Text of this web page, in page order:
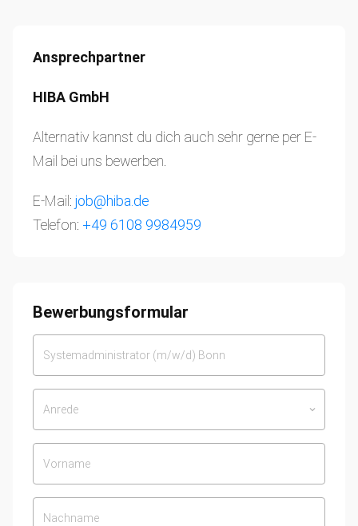
Ansprechpartner
HIBA GmbH
Alternativ kannst du dich auch sehr gerne per E-
Mail bei uns bewerben.
E-Mail: job@hiba.de
Telefon: +49 6108 9984959
Bewerbungsformular
Anrede keyboard_arrow_down